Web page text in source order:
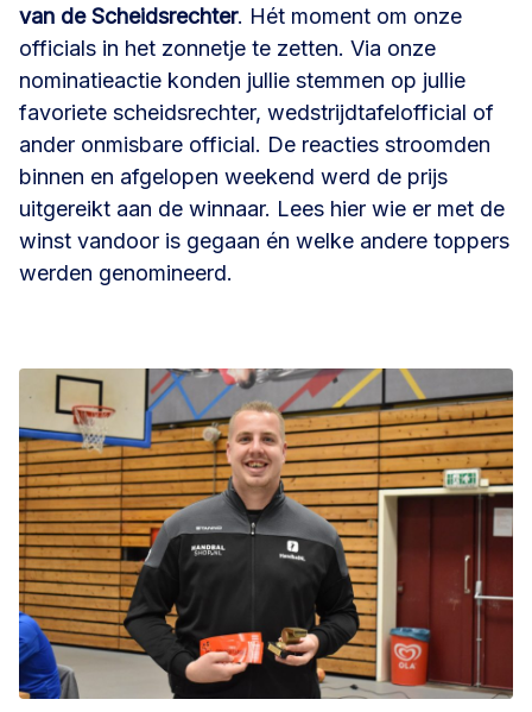
van de Scheidsrechter. Hét moment om onze
officials in het zonnetje te zetten. Via onze
nominatieactie konden jullie stemmen op jullie
favoriete scheidsrechter, wedstrijdtafelofficial of
ander onmisbare official. De reacties stroomden
binnen en afgelopen weekend werd de prijs
uitgereikt aan de winnaar. Lees hier wie er met de
winst vandoor is gegaan én welke andere toppers
werden genomineerd.